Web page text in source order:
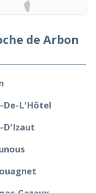
de Arbon
De-L'Hôtel
D'Izaut